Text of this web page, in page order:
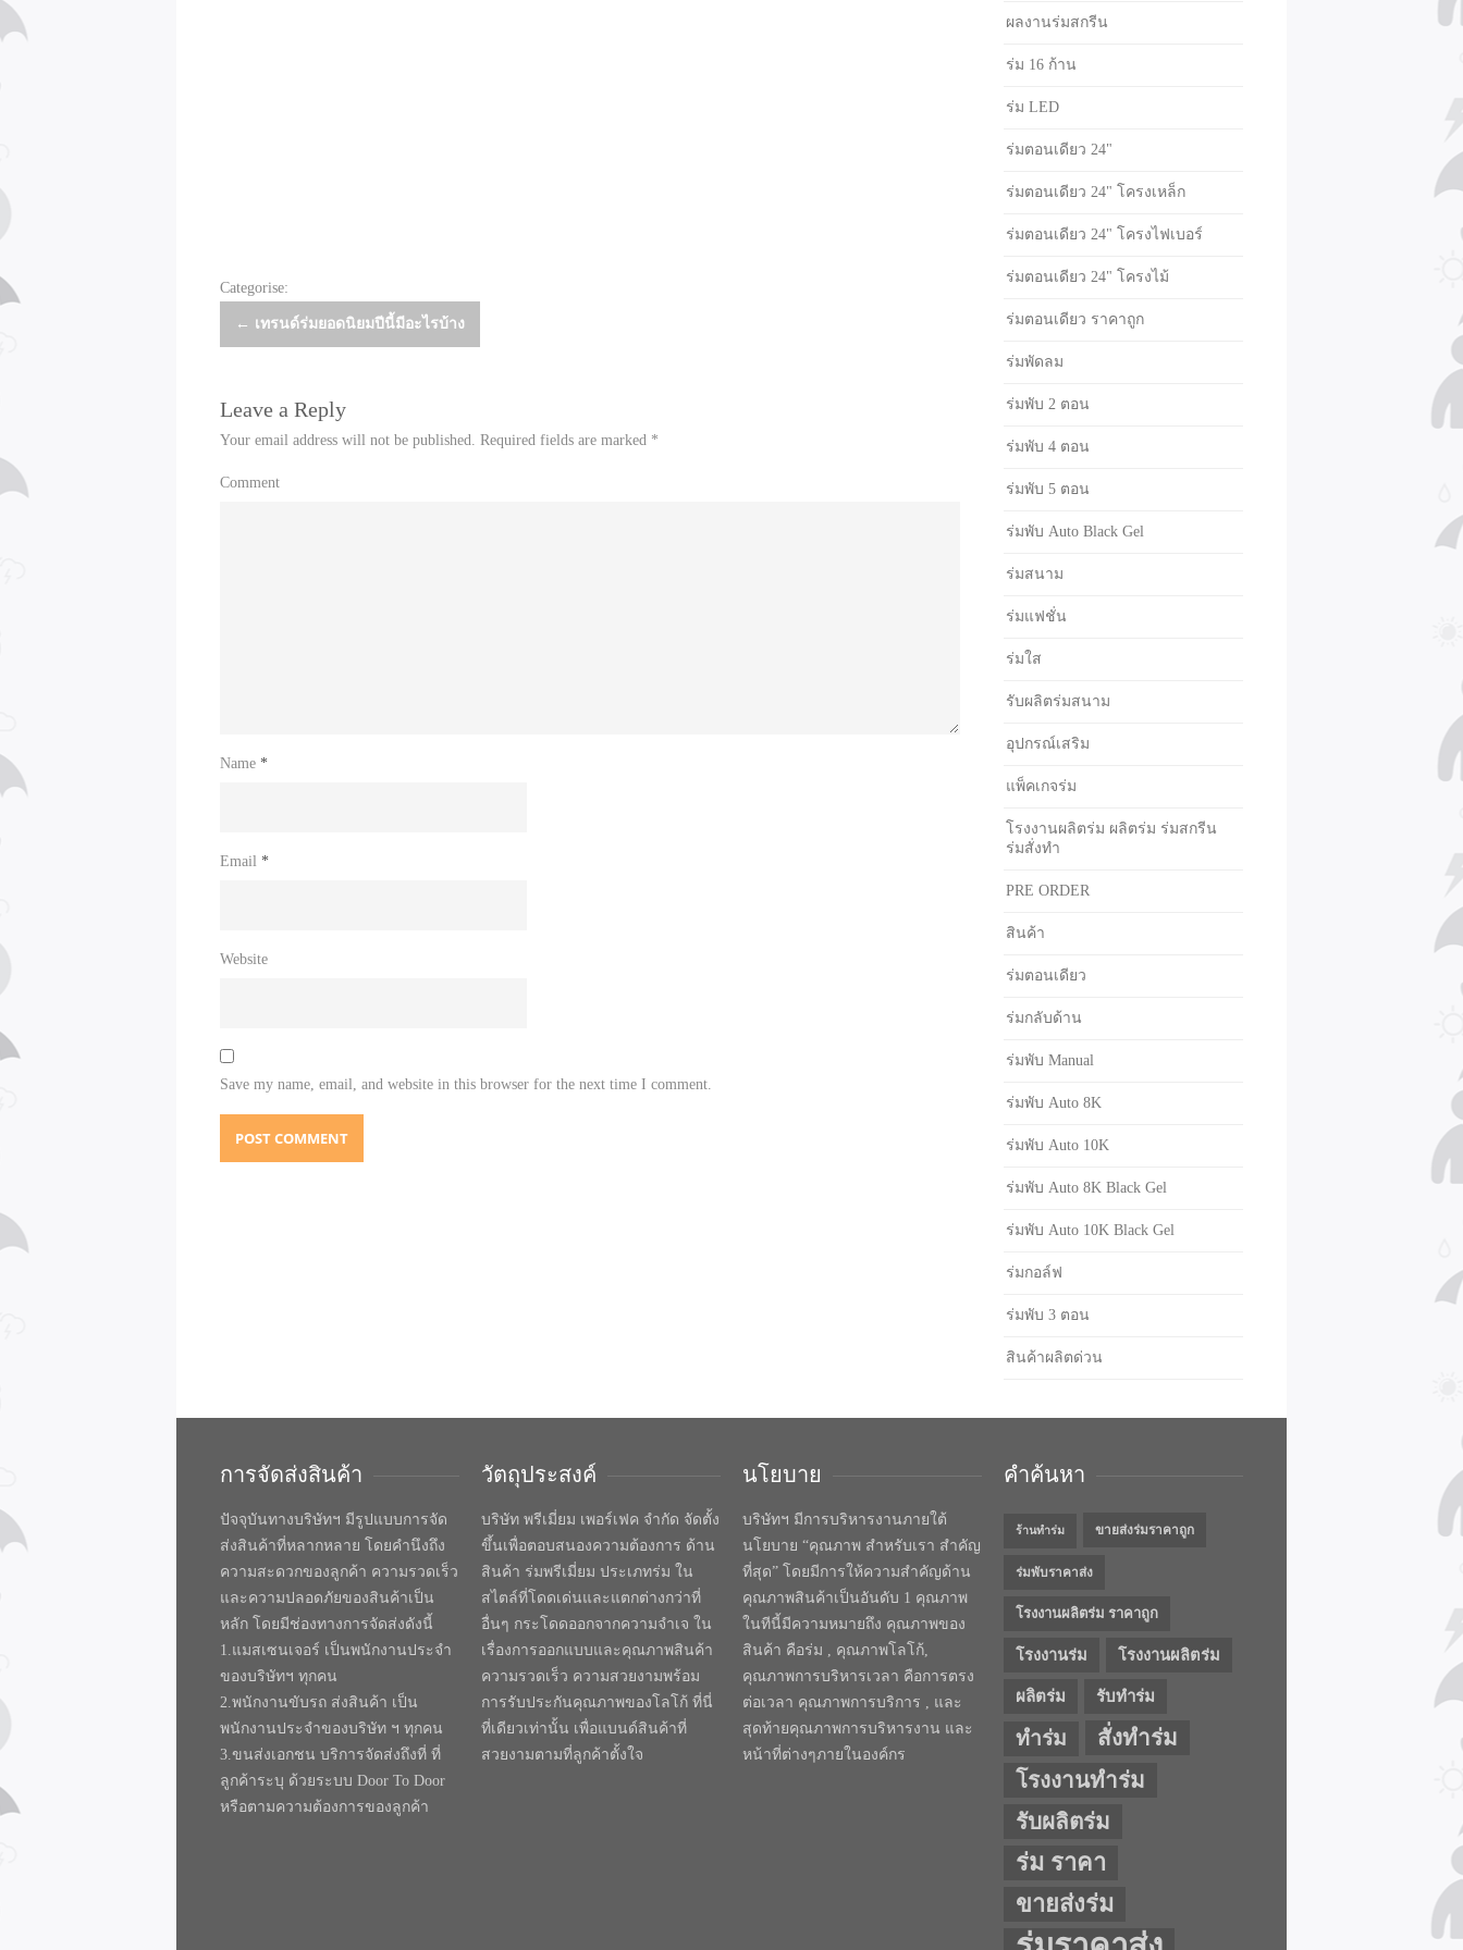
Categorise:
Post
← เทรนด์ร่มยอดนิยมปีนี้มีอะไรบ้าง
Leave a Reply
Your email address will not be published. Required fields are marked *
Comment
Name *
Email *
Website
Save my name, email, and website in this browser for the next time I comment.
ผลงานร่มสกรีน
ร่ม 16 ก้าน
ร่ม LED
ร่มตอนเดียว 24"
ร่มตอนเดียว 24" โครงเหล็ก
ร่มตอนเดียว 24" โครงไฟเบอร์
ร่มตอนเดียว 24" โครงไม้
ร่มตอนเดียว ราคาถูก
ร่มพัดลม
ร่มพับ 2 ตอน
ร่มพับ 4 ตอน
ร่มพับ 5 ตอน
ร่มพับ Auto Black Gel
ร่มสนาม
ร่มแฟชั่น
ร่มใส
รับผลิตร่มสนาม
อุปกรณ์เสริม
แพ็คเกจร่ม
โรงงานผลิตร่ม ผลิตร่ม ร่มสกรีน
ร่มสั่งทำ
PRE ORDER
สินค้า
ร่มตอนเดียว
ร่มกลับด้าน
ร่มพับ Manual
ร่มพับ Auto 8K
ร่มพับ Auto 10K
ร่มพับ Auto 8K Black Gel
ร่มพับ Auto 10K Black Gel
ร่มกอล์ฟ
ร่มพับ 3 ตอน
สินค้าผลิตด่วน
การจัดส่งสินค้า
ปัจจุบันทางบริษัทฯ มีรูปแบบการจัด
ส่งสินค้าที่หลากหลาย โดยคำนึงถึง
ความสะดวกของลูกค้า ความรวดเร็ว
และความปลอดภัยของสินค้าเป็น
หลัก โดยมีช่องทางการจัดส่งดังนี้
1.แมสเซนเจอร์ เป็นพนักงานประจำ
ของบริษัทฯ ทุกคน
2.พนักงานขับรถ ส่งสินค้า เป็น
พนักงานประจำของบริษัท ฯ ทุกคน
3.ขนส่งเอกชน บริการจัดส่งถึงที่ ที่
ลูกค้าระบุ ด้วยระบบ Door To Door
หรือตามความต้องการของลูกค้า
วัตถุประสงค์
บริษัท พรีเมี่ยม เพอร์เฟค จำกัด จัดตั้ง
ขึ้นเพื่อตอบสนองความต้องการ ด้าน
สินค้า ร่มพรีเมี่ยม ประเภทร่ม ใน
สไตล์ที่โดดเด่นและแตกต่างกว่าที่
อื่นๆ กระโดดออกจากความจำเจ ใน
เรื่องการออกแบบและคุณภาพสินค้า
ความรวดเร็ว ความสวยงามพร้อม
การรับประกันคุณภาพของโลโก้ ที่นี่
ที่เดียวเท่านั้น เพื่อแบนด์สินค้าที่
สวยงามตามที่ลูกค้าตั้งใจ
นโยบาย
บริษัทฯ มีการบริหารงานภายใต้
นโยบาย “คุณภาพ สำหรับเรา สำคัญ
ที่สุด” โดยมีการให้ความสำคัญด้าน
คุณภาพสินค้าเป็นอันดับ 1 คุณภาพ
ในทีนี้มีความหมายถึง คุณภาพของ
สินค้า คือร่ม , คุณภาพโลโก้,
คุณภาพการบริหารเวลา คือการตรง
ต่อเวลา คุณภาพการบริการ , และ
สุดท้ายคุณภาพการบริหารงาน และ
หน้าที่ต่างๆภายในองค์กร
คำค้นหา
ร้านทำร่ม ขายส่งร่มราคาถูก
ร่มพับราคาส่ง
โรงงานผลิตร่ม ราคาถูก
โรงงานร่ม โรงงานผลิตร่ม
ผลิตร่ม รับทำร่ม
ทำร่ม
สั่งทำร่ม
โรงงานทำร่ม
รับผลิตร่ม
ร่ม ราคา
ขายส่งร่ม